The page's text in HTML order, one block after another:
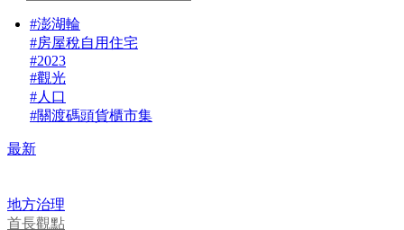
#澎湖輪
#房屋稅自用住宅
#2023
#觀光
#人口
#關渡碼頭貨櫃市集
最新
地方治理
首長觀點